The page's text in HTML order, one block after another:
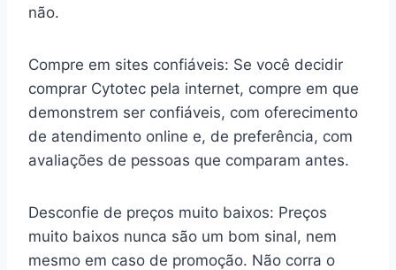
não.
Compre em sites confiáveis: Se você decidir
comprar Cytotec pela internet, compre em que
demonstrem ser confiáveis, com oferecimento
de atendimento online e, de preferência, com
avaliações de pessoas que comparam antes.
Desconfie de preços muito baixos: Preços
muito baixos nunca são um bom sinal, nem
mesmo em caso de promoção. Não corra o